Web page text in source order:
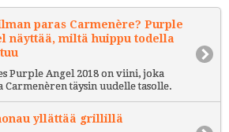
paras Carmenère? Purple
näyttää, miltä huippu todella
Purple Angel 2018 on viini, joka
Carmenèren täysin uudelle tasolle.
yllättää grillillä